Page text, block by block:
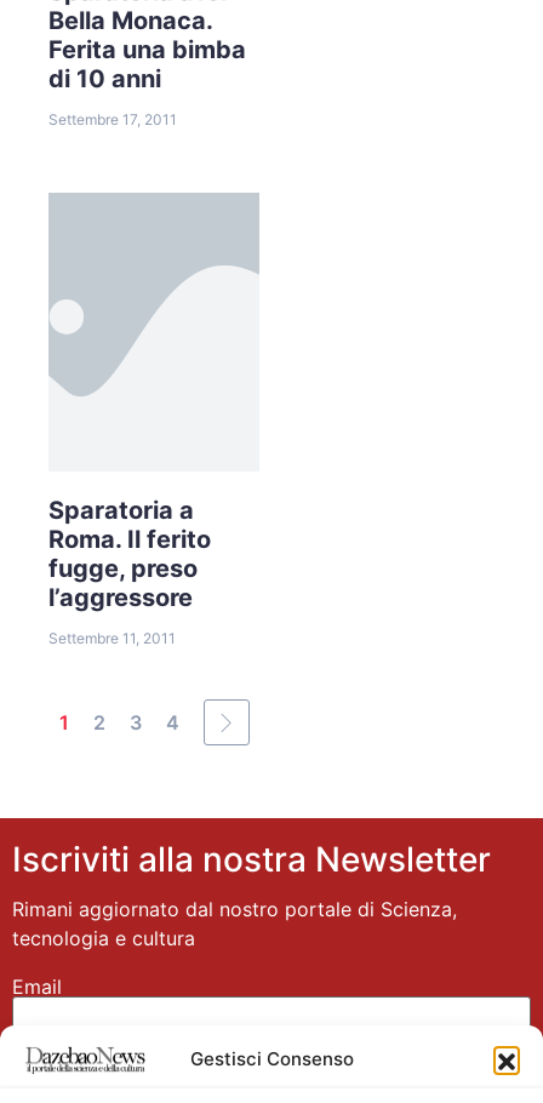
Gestisci Consenso
Bella Monaca.
Ferita una bimba
di 10 anni
Settembre 17, 2011
Sparatoria a
Roma. Il ferito
fugge, preso
l’aggressore
Settembre 11, 2011
1 2 3 4
Iscriviti alla nostra Newsletter
Rimani aggiornato dal nostro portale di Scienza,
tecnologia e cultura
Email
Nome